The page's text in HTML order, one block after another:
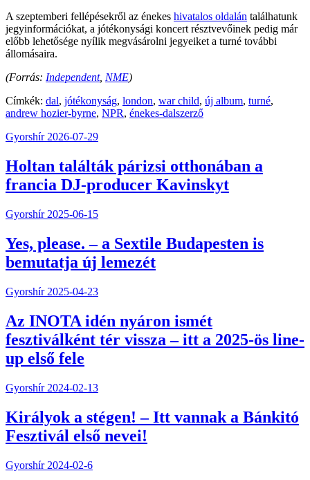
A szeptemberi fellépésekről az énekes hivatalos oldalán találhatunk
jegyinformációkat, a jótékonysági koncert résztvevőinek pedig már
előbb lehetősége nyílik megvásárolni jegyeiket a turné további
állomásaira.
(Forrás: Independent, NME)
Címkék: dal, jótékonyság, london, war child, új album, turné,
andrew hozier-byrne, NPR, énekes-dalszerző
Gyorshír 2026-07-29
Holtan találták párizsi otthonában a
francia DJ-producer Kavinskyt
Gyorshír 2025-06-15
Yes, please. – a Sextile Budapesten is
bemutatja új lemezét
Gyorshír 2025-04-23
Az INOTA idén nyáron ismét
fesztiválként tér vissza – itt a 2025-ös line-
up első fele
Gyorshír 2024-02-13
Királyok a stégen! – Itt vannak a Bánkitó
Fesztivál első nevei!
Gyorshír 2024-02-6